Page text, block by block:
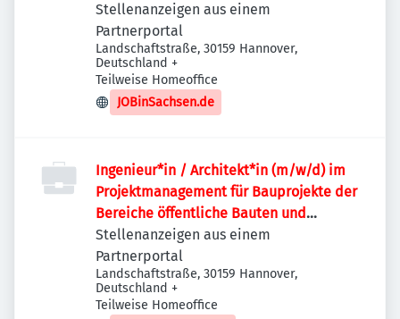
Stellenanzeigen aus einem
Partnerportal
Landschaftstraße, 30159 Hannover,
Deutschland +
Teilweise Homeoffice
JOBinSachsen.de
Ingenieur*in / Architekt*in (m/w/d) im
Projektmanagement für Bauprojekte der
Bereiche öffentliche Bauten und
Industriebauten / Infrastruktur
Stellenanzeigen aus einem
Partnerportal
Landschaftstraße, 30159 Hannover,
Deutschland +
Teilweise Homeoffice